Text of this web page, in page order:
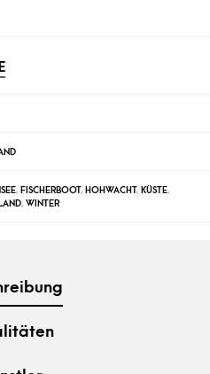
, FISCHERBOOT, HOHWACHT, KÜSTE,
, WINTER